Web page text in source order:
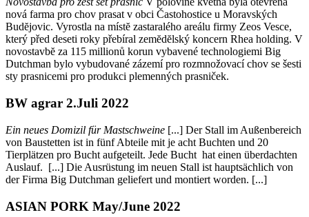
nová farma pro chov prasat v obci Častohostice u Moravských
Budĕjovic. Vyrostla na místĕ zastaralého areálu firmy Zeos Vesce,
který před deseti roky přebíral zemĕdĕlský koncern Rhea holding. V
novostavbĕ za 115 millionů korun vybavené technologiemi Big
Dutchman bylo vybudované zázemí pro rozmnožovací chov se šesti
sty prasnicemi pro produkci plemenných prasniček.
BW agrar 2.Juli 2022
Ein neues Domizil für Mastschweine [...] Der Stall im Außenbereich
von Baustetten ist in fünf Abteile mit je acht Buchten und 20
Tierplätzen pro Bucht aufgeteilt. Jede Bucht hat einen überdachten
Auslauf. [...] Die Ausrüstung im neuen Stall ist hauptsächlich von
der Firma Big Dutchman geliefert und montiert worden. [...]
ASIAN PORK May/June 2022